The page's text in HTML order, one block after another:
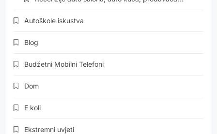
Autoškole iskustva
Blog
Budžetni Mobilni Telefoni
Dom
E koli
Ekstremni uvjeti